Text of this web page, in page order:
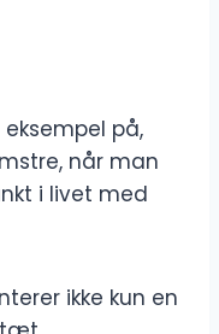
på,
når man
i livet med
ikke kun en